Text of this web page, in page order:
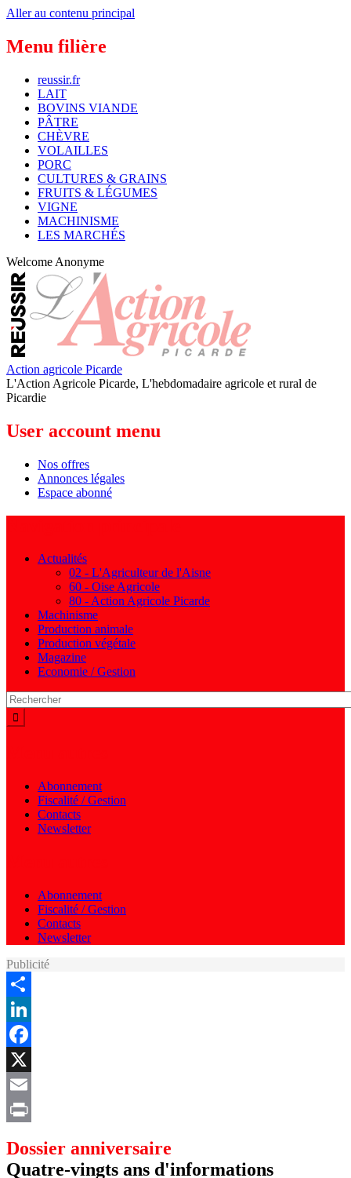
Aller au contenu principal
Menu filière
reussir.fr
LAIT
BOVINS VIANDE
PÂTRE
CHÈVRE
VOLAILLES
PORC
CULTURES & GRAINS
FRUITS & LÉGUMES
VIGNE
MACHINISME
LES MARCHÉS
Welcome Anonyme
Action agricole Picarde
L'Action Agricole Picarde, L'hebdomadaire agricole et rural de
Picardie
User account menu
Nos offres
Annonces légales
Espace abonné
Actualités
02 - L'Agriculteur de l'Aisne
60 - Oise Agricole
80 - Action Agricole Picarde
Machinisme
Production animale
Production végétale
Magazine
Economie / Gestion
Abonnement
Fiscalité / Gestion
Contacts
Newsletter
Abonnement
Fiscalité / Gestion
Contacts
Newsletter
Publicité
Share
LinkedIn
Facebook
X
Email
Dossier anniversaire
Quatre-vingts ans d'informations